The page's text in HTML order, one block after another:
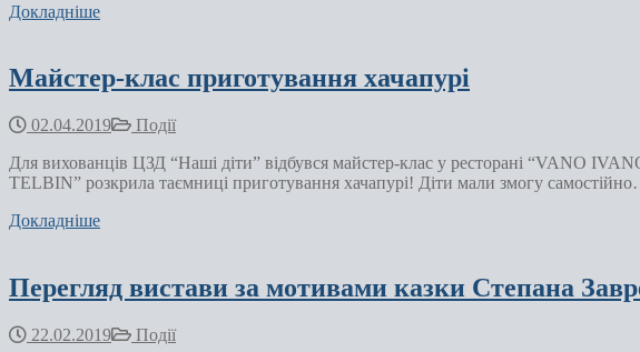
Докладніше
Майстер-клас приготування хачапурі
02.04.2019
Події
Для вихованців ЦЗД “Наші діти” відбувся майстер-клас у ресторані “VANO
TELBIN” розкрила таємниці приготування хачапурі! Діти мали змогу
Докладніше
Перегляд вистави за мотивами казки Степана
22.02.2019
Події